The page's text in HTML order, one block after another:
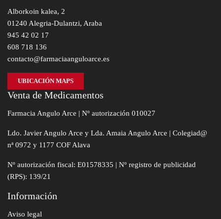
Alborkoin kalea, 2
01240 Alegria-Dulantzi, Araba
945 42 02 17
608 718 136
contacto@farmaciaanguloarce.es
UBICACIÓN MAPS
Venta de Medicamentos
Farmacia Angulo Arce | Nº autorización 010027
Ldo. Javier Angulo Arce y Lda. Amaia Angulo Arce | Colegiad@
nª 0972 y 1177 COF Alava
Nº autorización fiscal: E01578335 | Nº registro de publicidad
(RPS): 139/21
Información
Aviso legal